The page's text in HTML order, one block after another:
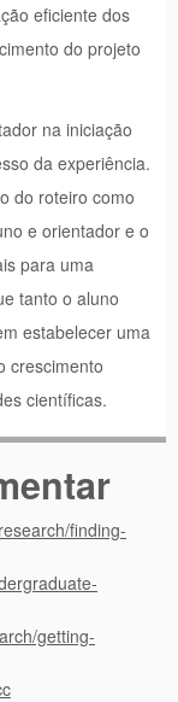
eficiente dos
do projeto
na iniciação
da experiência.
do roteiro como
e orientador e o
para uma
tanto o aluno
estabelecer uma
crescimento
científicas.
finding-
getting-